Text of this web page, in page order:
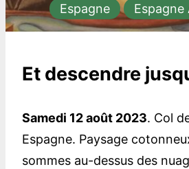
Espagne
Et descendre
Samedi 12 août 2023. Col
Espagne. Paysage
sommes au-dessus des